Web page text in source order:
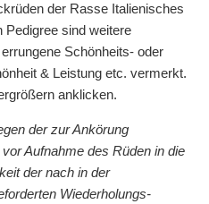
der Rasse Italienisches
Pedigree sind weitere
Schönheits- oder
& Leistung etc. vermerkt.
anklicken.
der zur Ankörung
Aufnahme des Rüden in die
der nach in der
Wiederholungs-